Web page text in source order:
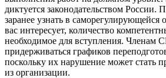
диктуется законодательством России.
заранее узнать в саморегулирующейся
вас интересует, количество
необходимое для вступления. Членам
придерживаться графиков
поскольку их нарушение может стать
из организации.